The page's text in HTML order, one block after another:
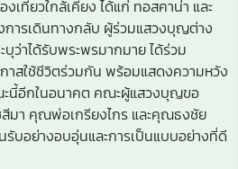
เที่ยวใกล้เคียง ได้แก่ ทอสคาน่า และ
การเดินทางกลับ ผู้ร่วมแสวงบุญต่าง
ว่าได้รับพระพรมากมาย ได้ร่วม
าสใช้ชีวิตร่วมกัน พร้อมแสดงความหวัง
นี้อีกในอนาคต คณะผู้แสวงบุญขอ
า คุณพ่อเกรียงไกร และคุณธงชัย
บอย่างอบอุ่นและการเป็นแบบอย่างที่ดี